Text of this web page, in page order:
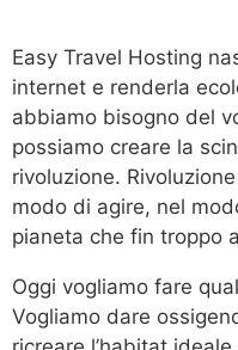
Easy Travel Hosting
internet e renderla
abbiamo bisogno del
possiamo creare la
rivoluzione.
modo di agire, nel
pianeta che fin troppo
Oggi vogliamo fare
Vogliamo dare